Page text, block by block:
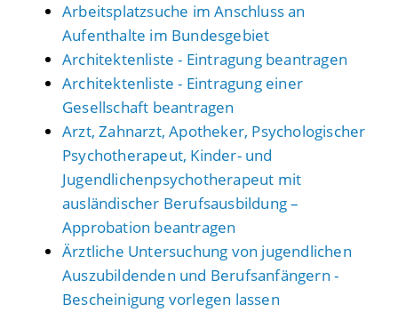
Arbeitsplatzsuche im Anschluss an
Aufenthalte im Bundesgebiet
Architektenliste - Eintragung beantragen
Architektenliste - Eintragung einer
Gesellschaft beantragen
Arzt, Zahnarzt, Apotheker, Psychologischer
Psychotherapeut, Kinder- und
Jugendlichenpsychotherapeut mit
ausländischer Berufsausbildung –
Approbation beantragen
Ärztliche Untersuchung von jugendlichen
Auszubildenden und Berufsanfängern -
Bescheinigung vorlegen lassen